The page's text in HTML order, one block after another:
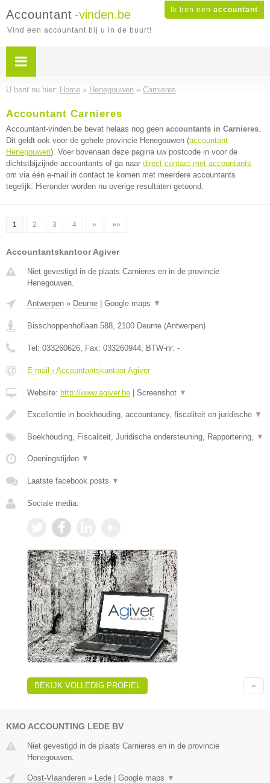
Ik ben een accountant
Accountant -vinden.be
Vind een accountant bij u in de buurt!
U bent nu hier: Home » Henegouwen » Carnieres
Accountant Carnieres
Accountant-vinden.be bevat helaas nog geen accountants in Carnieres.
Dit geldt ook voor de gehele provincie Henegouwen (accountant
Henegouwen). Voer bovenaan deze pagina uw postcode in voor de
dichtstbijzijnde accountants of ga naar direct contact met accountants
om via één e-mail in contact te komen met meerdere accountants
tegelijk. Hieronder worden nu overige resultaten getoond.
1 2 3 4 » »»
Accountantskantoor Agiver
Niet gevestigd in de plaats Carnieres en in de provincie
Henegouwen.
Antwerpen » Deurne Google maps ▼
Bisschoppenhoflaan 588, 2100 Deurne (Antwerpen)
Tel: 033260626, Fax: 033260944, BTW-nr: -
E-mail › Accountantskantoor Agiver
Website: http://www.agiver.be Screenshot ▼
Excellentie in boekhouding, accountancy, fiscaliteit en juridische ▼
Boekhouding, Fiscaliteit, Juridische ondersteuning, Rapportering, ▼
Openingstijden ▼
Laatste facebook posts ▼
Sociale media:
BEKIJK VOLLEDIG PROFIEL
KMO ACCOUNTING LEDE BV
Niet gevestigd in de plaats Carnieres en in de provincie
Henegouwen.
Oost-Vlaanderen » Lede | Google maps ▼